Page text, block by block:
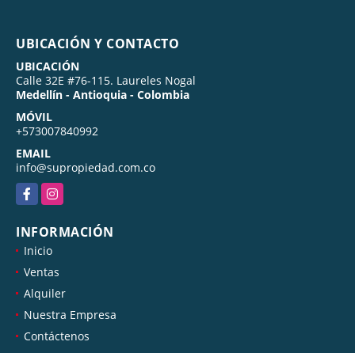
UBICACIÓN Y CONTACTO
UBICACIÓN
Calle 32E #76-115. Laureles Nogal
Medellín - Antioquia - Colombia
MÓVIL
+573007840992
EMAIL
info@supropiedad.com.co
FacebookInstagram
INFORMACIÓN
Inicio
Ventas
Alquiler
Nuestra Empresa
Contáctenos